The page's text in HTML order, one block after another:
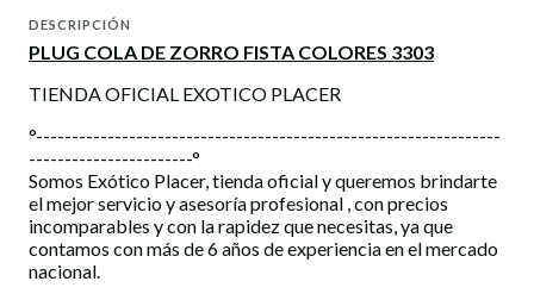
DESCRIPCIÓN
PLUG COLA DE ZORRO FISTA COLORES 3303
TIENDA OFICIAL EXOTICO PLACER
°-----------------------------------------------------------------
-----------------------°
Somos Exótico Placer, tienda oficial y queremos brindarte
el mejor servicio y asesoría profesional , con precios
incomparables y con la rapidez que necesitas, ya que
contamos con más de 6 años de experiencia en el mercado
nacional.